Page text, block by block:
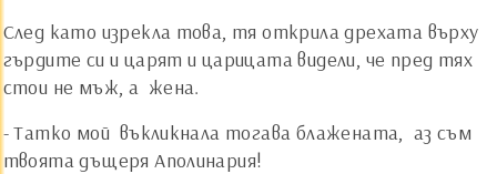
След като изрекла това, тя открила дрехата върху
гърдите си и царят и царицата видели, че пред тях
стои не мъж, а ­ жена.
- Татко мой ­ въкликнала тогава блажената, ­ аз съм
твоята дъщеря Аполинария!